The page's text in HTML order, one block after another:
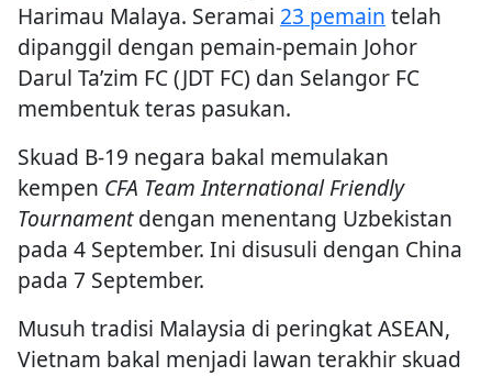
Harimau Malaya. Seramai 23 pemain telah
dipanggil dengan pemain-pemain Johor
Darul Ta’zim FC (JDT FC) dan Selangor FC
membentuk teras pasukan.
Skuad B-19 negara bakal memulakan
kempen CFA Team International Friendly
Tournamentdengan menentang Uzbekistan
pada 4 September. Ini disusuli dengan China
pada 7 September.
Musuh tradisi Malaysia di peringkat ASEAN,
Vietnam bakal menjadi lawan terakhir skuad